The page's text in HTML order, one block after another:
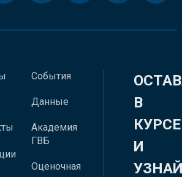
События
Данные
Академия
ГВБ
Оценочная
В
КУРСЕ
И